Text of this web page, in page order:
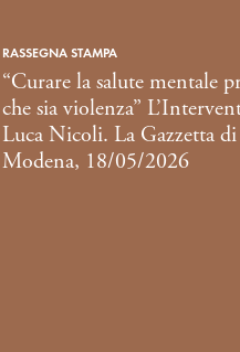
RASSEGNA STAMPA
“Curare la salute mentale
che sia violenza”
Luca Nicoli. La Gazzetta di
Modena, 18/05/2026